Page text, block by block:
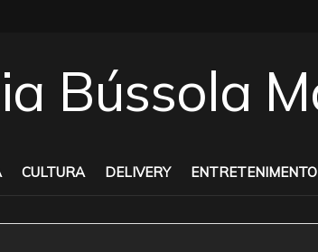
CULTURA DELIVERY ENTRETENIMENTO